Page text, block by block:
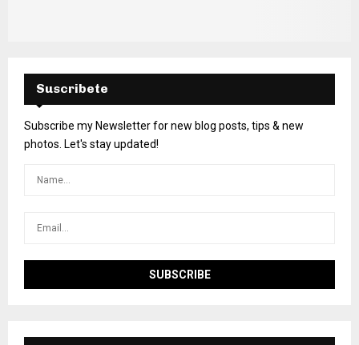
Suscribete
Subscribe my Newsletter for new blog posts, tips & new
photos. Let's stay updated!